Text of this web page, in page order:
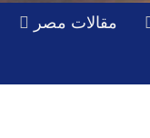
مقالات مصر